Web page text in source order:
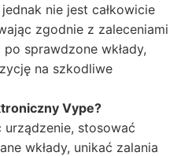
nie jest całkowicie
zgodnie z zaleceniami
sprawdzone wkłady,
na szkodliwe
Vype?
stosować
wkłady, unikać zalania